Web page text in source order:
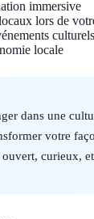
immersive
lors de
culturels
locale
dans une
votre
curieux,